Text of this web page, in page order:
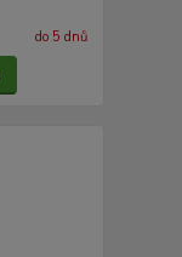
do 5 dnů